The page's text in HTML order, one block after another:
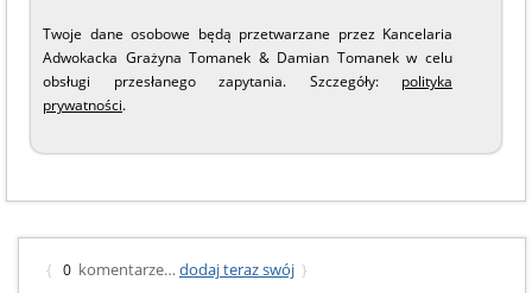
Twoje dane osobowe będą przetwarzane przez Kancelaria
Adwokacka Grażyna Tomanek & Damian Tomanek w celu
obsługi przesłanego zapytania. Szczegóły: polityka
prywatności.
{ 0 komentarze… dodaj teraz swój }